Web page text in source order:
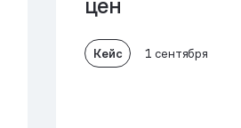
Кейс 1 сентября